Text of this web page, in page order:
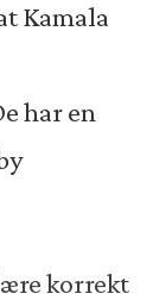
Kamala
har en
korrekt